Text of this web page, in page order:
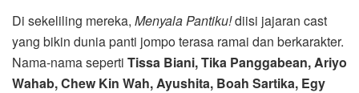
Di sekeliling mereka, Menyala Pantiku!diisi jajaran cast
yang bikin dunia panti jompo terasa ramai dan berkarakter.
Nama-nama seperti Tissa Biani, Tika Panggabean, Ariyo
Wahab, Chew Kin Wah, Ayushita, Boah Sartika, Egy